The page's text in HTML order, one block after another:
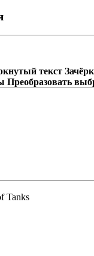
текст
Преобразовать
Tanks